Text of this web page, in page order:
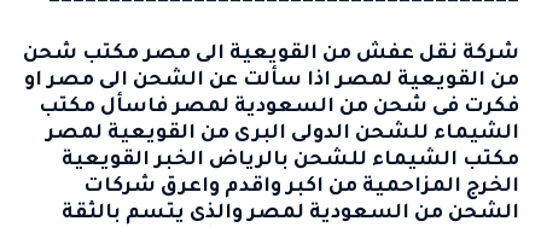
شركة نقل عفش من القويعية الى مصر مكتب شحن
من القويعية لمصراذا سألت عن الشحن الى مصر او
فكرت فى شحن من السعودية لمصر فاسأل مكتب
الشيماء للشحن الدولى البرى من القويعية لمصر
مكتب الشيماء للشحن بالرياض الخبر القويعية
الخرج المزاحمية من اكبر واقدم واعرق شركات
الشحن من السعودية لمصروالذى يتسم بالثقة